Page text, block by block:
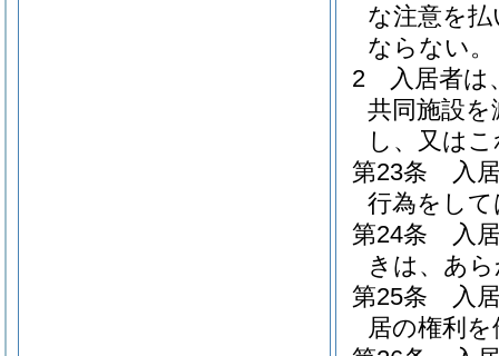
な注意を
ならない。
2
入居者
共同施設
し、又は
第23条
入
行為をし
第24条
入
きは、あ
第25条
入
居の権利